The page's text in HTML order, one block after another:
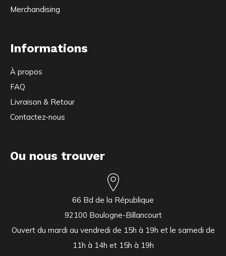
Merchandising
Informations
À propos
FAQ
Livraison & Retour
Contactez-nous
Ou nous trouver
66 Bd de la République
92100 Boulogne-Billancourt
Ouvert du mardi au vendredi de 15h à 19h et le samedi de
11h à 14h et 15h à 19h